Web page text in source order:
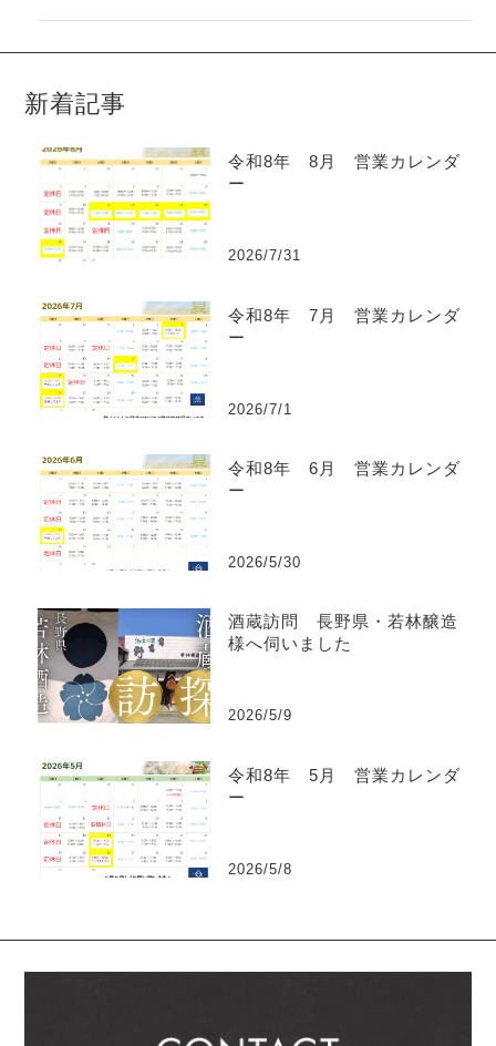
新着記事
令和8年 8月 営業カレンダ
ー
2026/7/31
令和8年 7月 営業カレンダ
ー
2026/7/1
令和8年 6月 営業カレンダ
ー
2026/5/30
酒蔵訪問 長野県・若林醸造
様へ伺いました
2026/5/9
令和8年 5月 営業カレンダ
ー
2026/5/8